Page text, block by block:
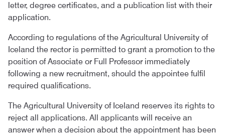
letter, degree certificates, and a publication list with their
application.
According to regulations of the Agricultural University of
Iceland the rector is permitted to grant a promotion to the
position of Associate or Full Professor immediately
following a new recruitment, should the appointee fulfil
required qualifications.
The Agricultural University of Iceland reserves its rights to
reject all applications. All applicants will receive an
answer when a decision about the appointment has been